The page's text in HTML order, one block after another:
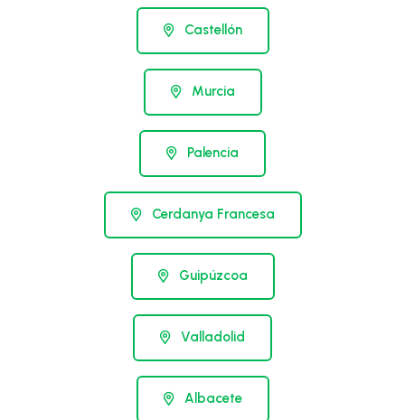
Castellón
Murcia
Palencia
Cerdanya Francesa
Guipúzcoa
Valladolid
Albacete